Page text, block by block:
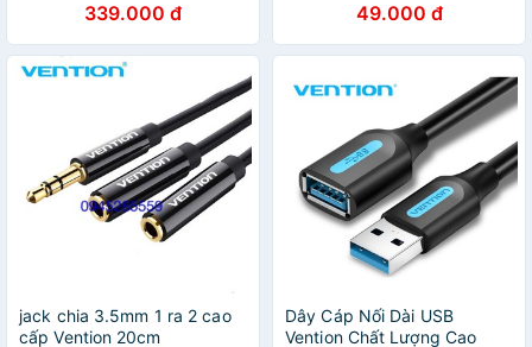
10m/15m/20m - Hàng chính
hãng - Ben Computer
339.000 đ
chính hãng Vention - Ben
Computer
49.000 đ
jack chia 3.5mm 1 ra 2 cao
cấp Vention 20cm
Dây Cáp Nối Dài USB
Vention Chất Lượng Cao